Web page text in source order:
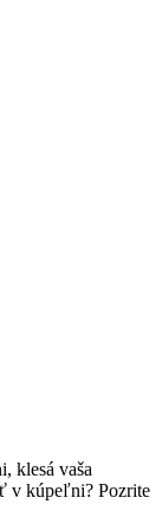
klesá vaša
v kúpeľni? Pozrite